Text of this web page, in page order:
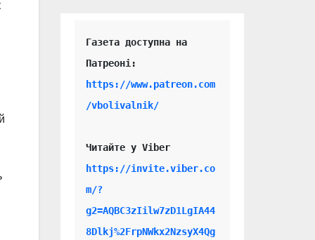
Газета доступна на
https://www.patreon.com
/vbolivalnik/
Читайте у Viber
https://invite.viber.co
m/?
g2=AQBC3zIilw7zD1LgIA44
8Dlkj%2FrpNWkx2NzsyX4Qg